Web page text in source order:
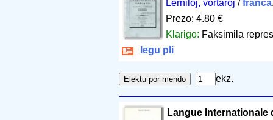
Lerniloj, vortaroj /franca
Prezo: 4.80 €
Klarigo: Faksimila
legu pli
ekz.
Langue Internationale